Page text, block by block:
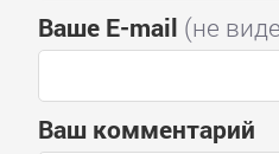
Ваше E-mail (не
Ваш комментарий